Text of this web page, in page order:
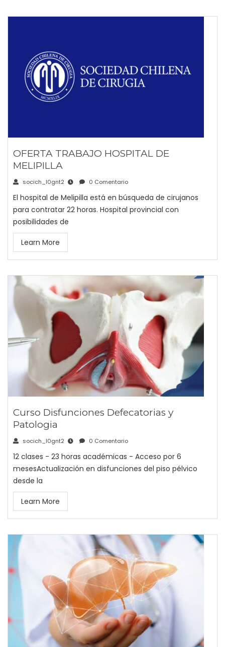
OFERTA TRABAJO HOSPITAL DE
MELIPILLA
socich_l0gnt2 0 Comentario
El hospital de Melipilla está en búsqueda de cirujanos
para contratar 22 horas. Hospital provincial con
posibilidades de
Learn More
Curso Disfunciones Defecatorias y
Patologia
socich_l0gnt2 0 Comentario
12 clases - 23 horas académicas - Acceso por 6
mesesActualización en disfunciones del piso pélvico
desde la
Learn More